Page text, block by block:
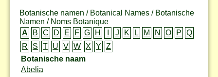
Botanische namen / Botanical Names / Botanische
Namen / Noms Botanique
A
B C D E F G H J K L M N O P
Q
R
S T U V W X Y
Z
Botanische naam
Abelia